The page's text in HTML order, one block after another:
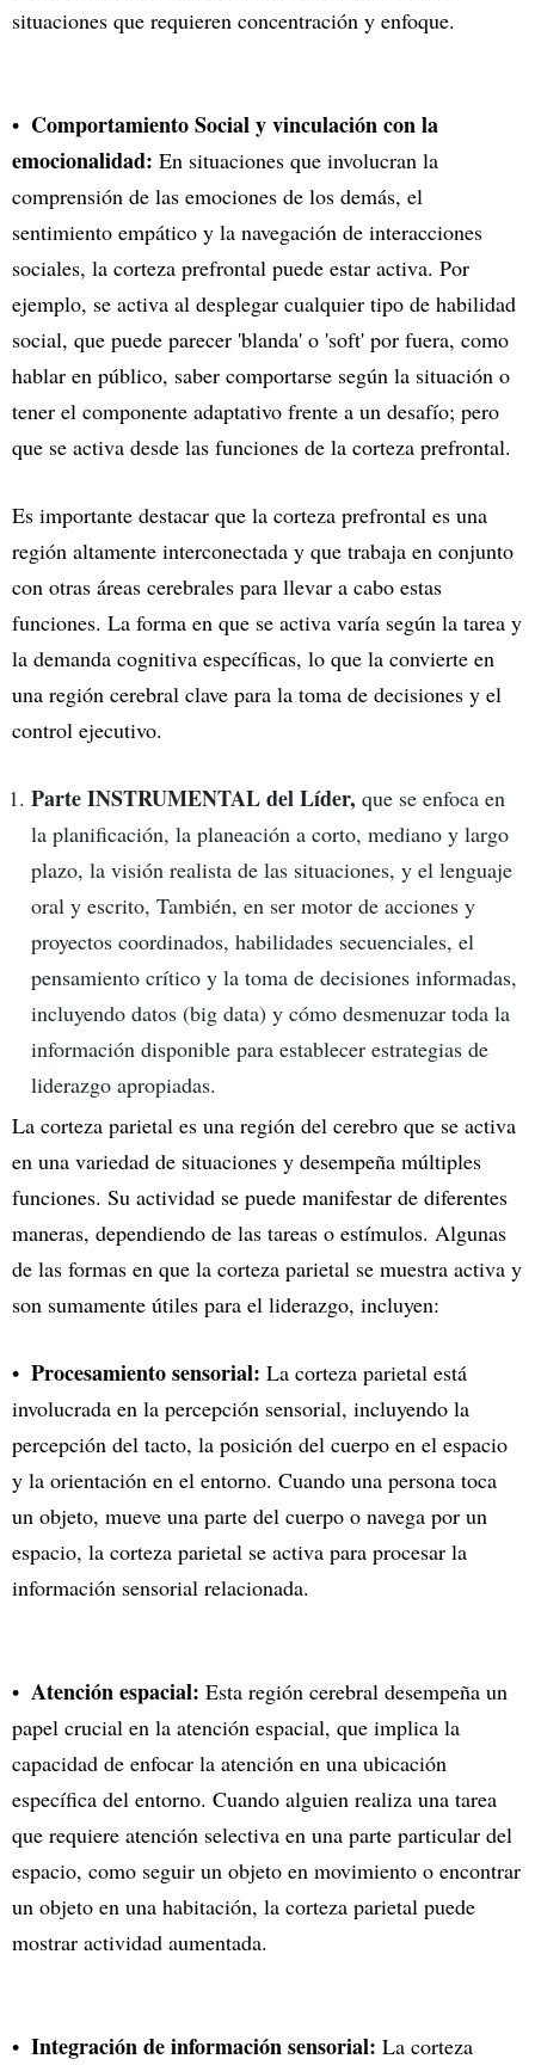
situaciones que requieren concentración y enfoque.
Comportamiento Social y vinculación con la
emocionalidad: En situaciones que involucran la
comprensión de las emociones de los demás, el
sentimiento empático y la navegación de interacciones
sociales, la corteza prefrontal puede estar activa. Por
ejemplo, se activa al desplegar cualquier tipo de habilidad
social, que puede parecer 'blanda' o 'soft' por fuera, como
hablar en público, saber comportarse según la situación o
tener el componente adaptativo frente a un desafío; pero
que se activa desde las funciones de la corteza prefrontal.
Es importante destacar que la corteza prefrontal es una
región altamente interconectada y que trabaja en conjunto
con otras áreas cerebrales para llevar a cabo estas
funciones. La forma en que se activa varía según la tarea y
la demanda cognitiva específicas, lo que la convierte en
una región cerebral clave para la toma de decisiones y el
control ejecutivo.
Parte INSTRUMENTAL del Líder, que se enfoca en
la planificación, la planeación a corto, mediano y largo
plazo, la visión realista de las situaciones, y el lenguaje
oral y escrito, También, en ser motor de acciones y
proyectos coordinados, habilidades secuenciales, el
pensamiento crítico y la toma de decisiones informadas,
incluyendo datos (big data) y cómo desmenuzar toda la
información disponible para establecer estrategias de
liderazgo apropiadas.
La corteza parietal es una región del cerebro que se activa
en una variedad de situaciones y desempeña múltiples
funciones. Su actividad se puede manifestar de diferentes
maneras, dependiendo de las tareas o estímulos. Algunas
de las formas en que la corteza parietal se muestra activa y
son sumamente útiles para el liderazgo, incluyen:
Procesamiento sensorial: La corteza parietal está
involucrada en la percepción sensorial, incluyendo la
percepción del tacto, la posición del cuerpo en el espacio
y la orientación en el entorno. Cuando una persona toca
un objeto, mueve una parte del cuerpo o navega por un
espacio, la corteza parietal se activa para procesar la
información sensorial relacionada.
Atención espacial: Esta región cerebral desempeña un
papel crucial en la atención espacial, que implica la
capacidad de enfocar la atención en una ubicación
específica del entorno. Cuando alguien realiza una tarea
que requiere atención selectiva en una parte particular del
espacio, como seguir un objeto en movimiento o encontrar
un objeto en una habitación, la corteza parietal puede
mostrar actividad aumentada.
Integración de información sensorial: La corteza